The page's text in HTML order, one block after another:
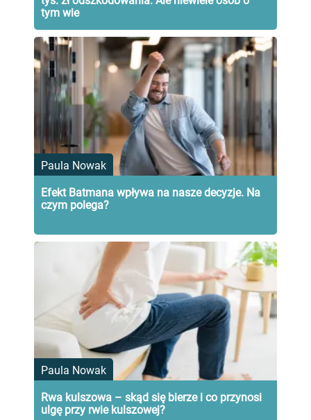
tym wie
Paula Nowak
Efekt Batmana wpływa na nasze decyzje. Na
czym polega?
Paula Nowak
Rwa kulszowa – skąd się bierze i co przynosi
ulgę przy rwie kulszowej?